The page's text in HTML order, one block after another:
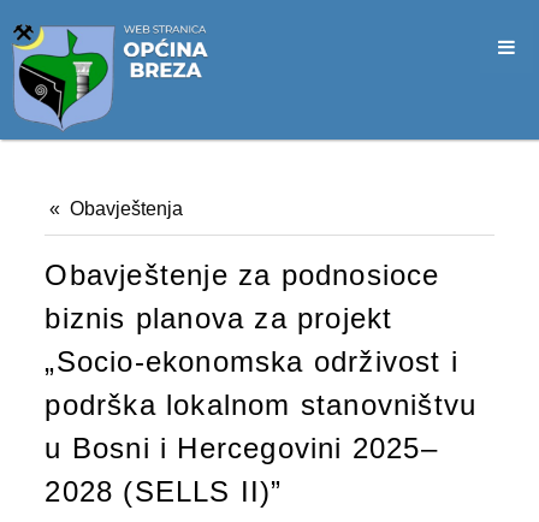
Obavještenja
Obavještenje za podnosioce
biznis planova za projekt
„Socio-ekonomska održivost i
podrška lokalnom stanovništvu
u Bosni i Hercegovini 2025–
2028 (SELLS II)”
OPĆINSKO VIJEĆE
VIJEĆNICI
MATERIJALI
ZAPISNICI
DOKUMENTI
2026. GODINA
2025. GODINA